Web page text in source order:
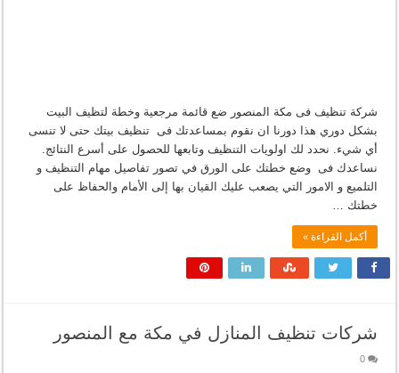
شركة تنظيف فى مكة المنصور ضع قائمة مرجعية وخطة لتظيف البيت
بشكل دوري هذا دورنا ان نقوم بمساعدتك فى تنظيف بيتك حتى لا تنسى
أي شيء. نحدد لك اولويات التنظيف وتابعها للحصول على أسرع النتائج.
نساعدك فى وضع خطتك على الورق في تصور تفاصيل مهام التنظيف و
التلميع و الامور التي يصعب عليك القيان بها إلى الأمام والحفاظ على
خطتك …
أكمل القراءة »
شركات تنظيف المنازل في مكة مع المنصور
0